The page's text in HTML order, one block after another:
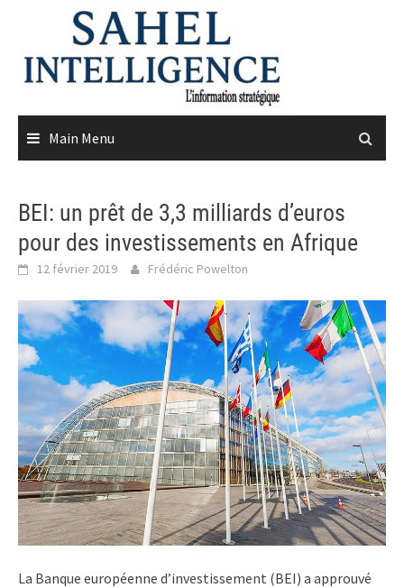
content
Main Menu
BEI: un prêt de 3,3 milliards d’euros
pour des investissements en Afrique
12 février 2019 Frédéric Powelton
La Banque européenne d’investissement (BEI) a approuvé